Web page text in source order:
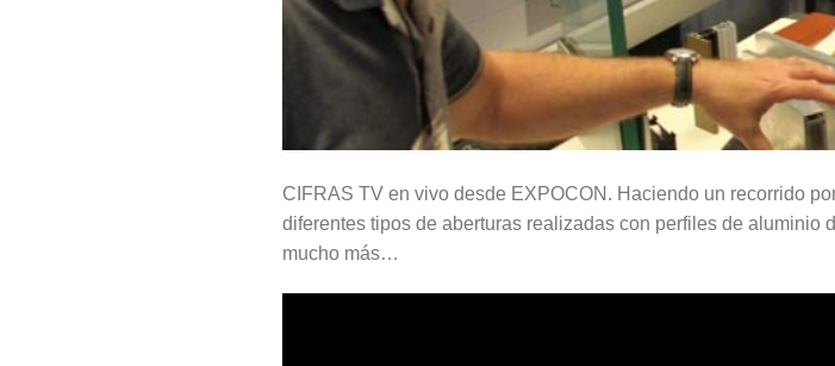
CIFRAS TV en vivo desde EXPOCON. Haciendo un recorrido
diferentes tipos de aberturas realizadas con perfiles de aluminio
mucho más…